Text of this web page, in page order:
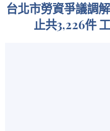
台北市勞資爭議調
止共3,226件